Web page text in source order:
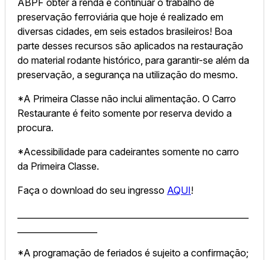
ABPF obter a renda e continuar o trabalho de
preservação ferroviária que hoje é realizado em
diversas cidades, em seis estados brasileiros! Boa
parte desses recursos são aplicados na restauração
do material rodante histórico, para garantir-se além da
preservação, a segurança na utilização do mesmo.
*A Primeira Classe não inclui alimentação. O Carro
Restaurante é feito somente por reserva devido a
procura.
*Acessibilidade para cadeirantes somente no carro
da Primeira Classe.
Faça o download do seu ingresso AQUI!
*A programação de feriados é sujeito a confirmação;